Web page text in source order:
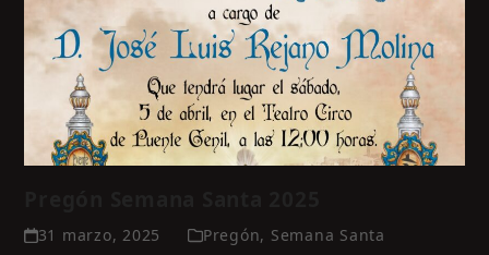
31 marzo, 2025 Pregón, Semana Santa